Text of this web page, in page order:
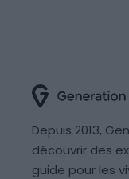
Depuis 2013,
découvrir des
guide pour les